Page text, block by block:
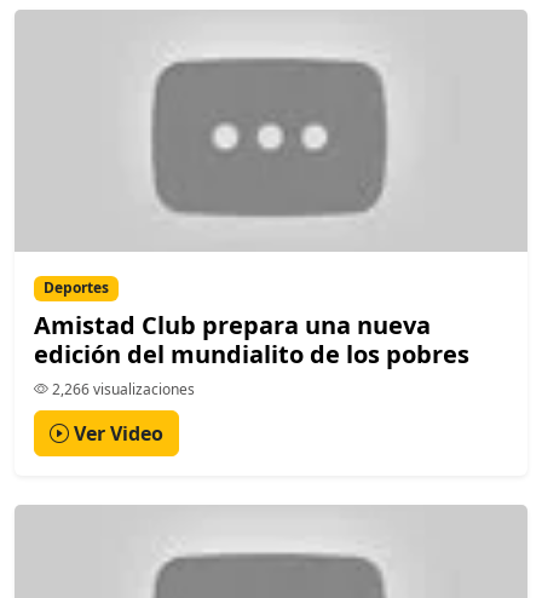
Deportes
Amistad Club prepara una nueva
edición del mundialito de los pobres
2,266 visualizaciones
Ver Video